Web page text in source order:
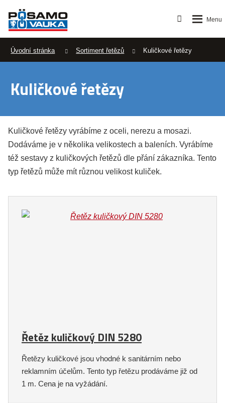
Úvodní stránka Sortiment řetězů Kuličkové řetězy
Kuličkové řetězy
Kuličkové řetězy vyrábíme z oceli, nerezu a mosazi.
Dodáváme je v několika velikostech a baleních. Vyrábíme
též sestavy z kuličkových řetězů dle přání zákazníka. Tento
typ řetězů může mít různou velikost kuliček.
Řetěz kuličkový DIN 5280
Řetězy kuličkové jsou vhodné k sanitárním nebo
reklamním účelům. Tento typ řetězu prodáváme již od
1 m. Cena je na vyžádání.